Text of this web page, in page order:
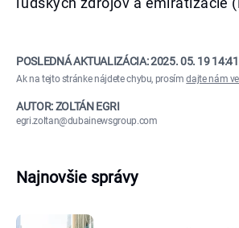
POSLEDNÁ AKTUALIZÁCIA:2025. 05. 19 14:41
Ak na tejto stránke nájdete chybu, prosímdajte nám
AUTOR: ZOLTÁN EGRI
egri.zoltan@dubainewsgroup.com
Najnovšie správy